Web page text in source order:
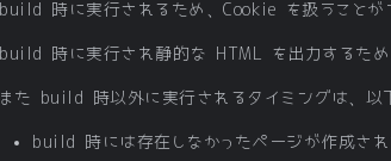
build 時に実行されるため、Cookie を扱うことが
build 時に実行され静的な HTML を出力するため
また build 時以外に実行されるタイミングは、以
build 時には存在しなかったページが作成され